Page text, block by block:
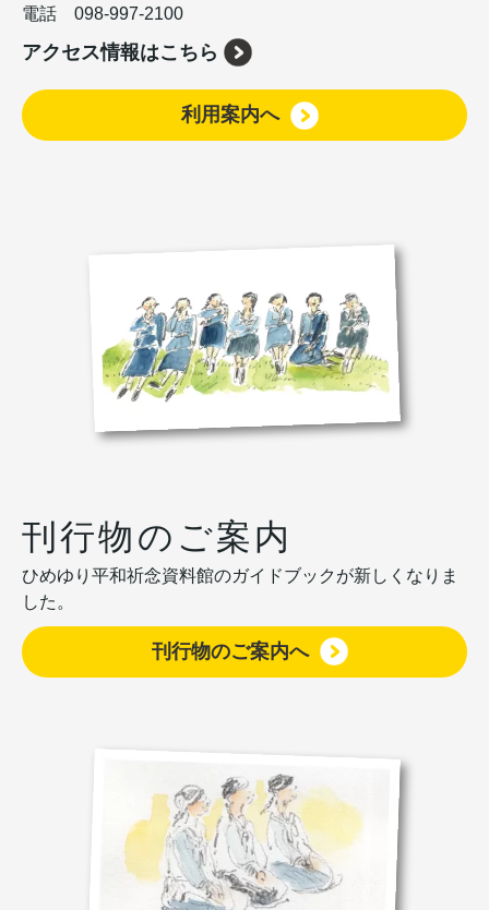
電話 098-997-2100
アクセス情報はこちら
利用案内へ
刊行物のご案内
ひめゆり平和祈念資料館のガイドブックが新しくなりま
した。
刊行物のご案内へ